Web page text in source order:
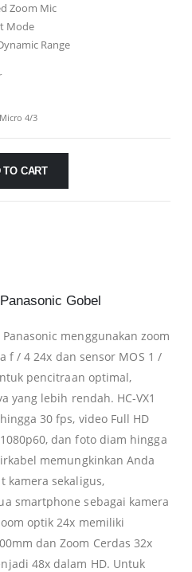
Zoom Mic
Mode
Range
Micro 4/3
TO CART
Gobel
menggunakan zoom
f / 4 24x dan sensor MOS 1 /
pencitraan optimal,
yang lebih rendah. HC-VX1
30 fps, video Full HD
dan foto diam hingga
memungkinkan Anda
kamera sekaligus,
smartphone sebagai kamera
optik 24x memiliki
dan Zoom Cerdas 32x
48x dalam HD. Untuk